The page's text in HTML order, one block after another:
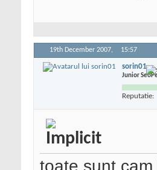
19th December 2007, 15:57
sorin01
Junior
Reputatie: